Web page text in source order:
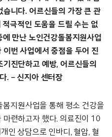
니다. 어르신들의 가장 큰 관
적극적인 도움을 드릴 수는 없
만난 노인건강돌봄지원사업
번 사업에서 중점을 두어 진
진단하고 예방, 어르신들의
. – 신지아 센터장
지원사업을 통해 평소 건강을
련하고자 했다. 의료진이 10
인 상담으로 인바디, 혈압, 혈